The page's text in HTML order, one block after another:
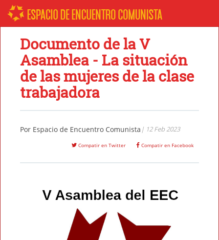
ESPACIO DE ENCUENTRO COMUNISTA
Documento de la V
Asamblea - La situación
de las mujeres de la clase
trabajadora
Por Espacio de Encuentro Comunista | 12 Feb 2023
Compatir en Facebook
Compatir en Twitter